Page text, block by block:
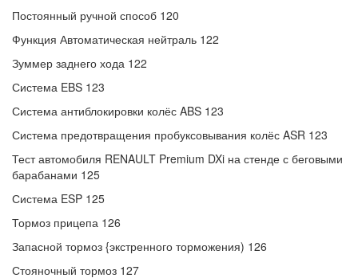
Постоянный ручной способ 120
Функция Автоматическая нейтраль 122
Зуммер заднего хода 122
Система EBS 123
Система антиблокировки колёс ABS 123
Система предотвращения пробуксовывания колёс ASR 123
Тест автомобиля RENAULT Premium DXi на стенде с беговыми
барабанами 125
Система ESP 125
Тормоз прицепа 126
Запасной тормоз {экстренного торможения) 126
Стояночный тормоз 127